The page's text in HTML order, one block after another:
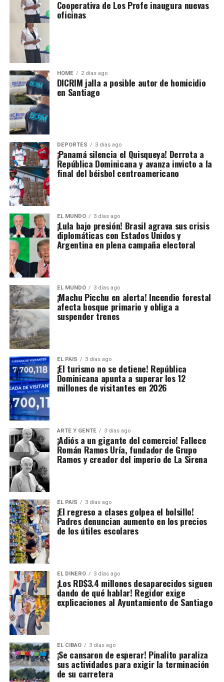
Cooperativa de Los Profe inaugura nuevas
oficinas
HOME 2 días ago
DICRIM jalla a posible autor de homicidio
en Santiago
DEPORTES 3 días ago
¡Panamá silencia el Quisqueya! Derrota a
República Dominicana y avanza invicto a la
final del béisbol centroamericano
EL MUNDO 3 días ago
¡Lula bajo presión! Brasil agrava sus crisis
diplomáticas con Estados Unidos y
Argentina en plena campaña electoral
EL MUNDO 3 días ago
¡Machu Picchu en alerta! Incendio forestal
afecta bosque primario y obliga a
suspender trenes
EL PAIS 3 días ago
¡El turismo no se detiene! República
Dominicana apunta a superar los 12
millones de visitantes en 2026
ARTE Y GENTE 3 días ago
¡Adiós a un gigante del comercio! Fallece
Román Ramos Uría, fundador de Grupo
Ramos y creador del imperio de La Sirena
EL PAIS 3 días ago
¡El regreso a clases golpea el bolsillo!
Padres denuncian aumento en los precios
de los útiles escolares
EL DINERO 3 días ago
¡Los RD$3.4 millones desaparecidos siguen
dando de qué hablar! Regidor exige
explicaciones al Ayuntamiento de Santiago
EL CIBAO 3 días ago
¡Se cansaron de esperar! Pinalito paraliza
sus actividades para exigir la terminación
de su carretera